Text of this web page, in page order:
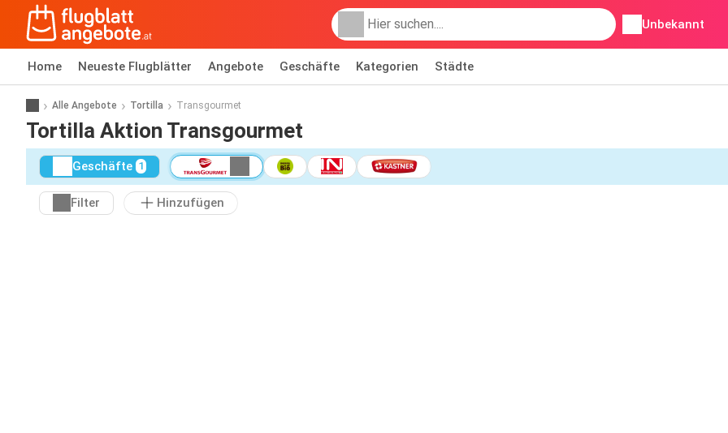
Unbekannt
Home Neueste Flugblätter Angebote Geschäfte Kategorien Städte
Alle Angebote Tortilla Transgourmet
Tortilla Aktion Transgourmet
Geschäfte 1
Filter Hinzufügen